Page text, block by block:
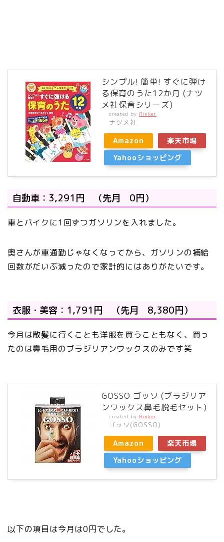
シンプル! 簡単! すぐに弾け
る保育のうた12か月 (ナツ
メ社保育シリーズ)
created by Rinker
ナツメ社
Amazon
楽天市場
Yahooショッピング
自動車：3,291円 （先月 0円）
車とバイクに1回ずつガソリンを入れました。
奥さんが車通勤じゃなくなってから、ガソリンの補給
回数がだいぶ減ったので家計的にはありがたいです。
衣服・美容：1,791円 （先月 8,380円）
今月は散髪に行くことも洋服を買うこともなく、買っ
たのは鼻毛用のブラジリアンワックスのみです笑
GOSSO ゴッソ (ブラジリア
ンワックス鼻毛脱毛セット)
created by Rinker
ゴッソ(GOSSO)
Amazon
楽天市場
Yahooショッピング
以下の項目は今月は0円でした。